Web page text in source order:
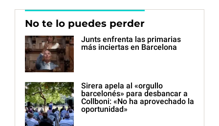
No te lo puedes perder
Junts enfrenta las primarias
más inciertas en Barcelona
Sirera apela al «orgullo
barcelonés» para desbancar a
Collboni: «No ha aprovechado la
oportunidad»